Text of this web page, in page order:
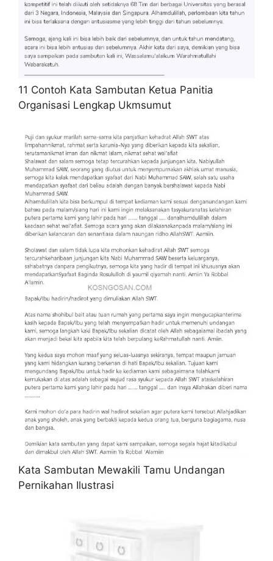
11 Contoh Kata Sambutan Ketua Panitia
Organisasi Lengkap Ukmsumut
Kata Sambutan Mewakili Tamu Undangan
Pernikahan Ilustrasi